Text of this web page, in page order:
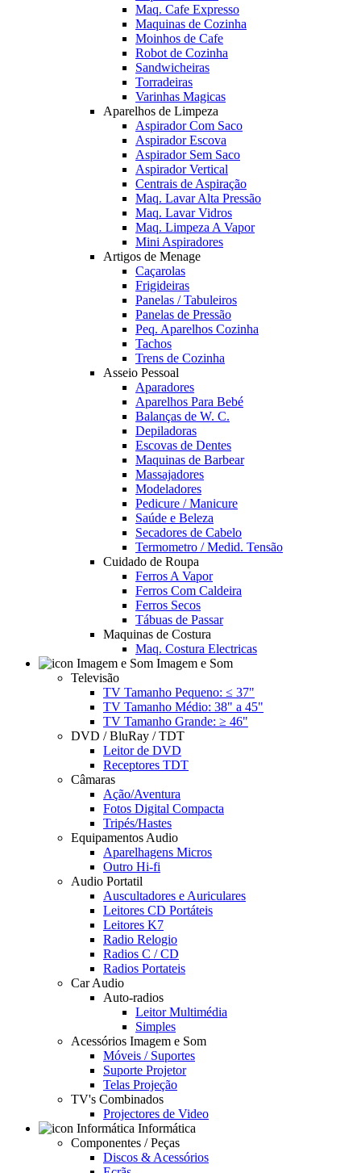
Maq. Cafe Expresso
Maquinas de Cozinha
Moinhos de Cafe
Robot de Cozinha
Sandwicheiras
Torradeiras
Varinhas Magicas
Aparelhos de Limpeza
Aspirador Com Saco
Aspirador Escova
Aspirador Sem Saco
Aspirador Vertical
Centrais de Aspiração
Maq. Lavar Alta Pressão
Maq. Lavar Vidros
Maq. Limpeza A Vapor
Mini Aspiradores
Artigos de Menage
Caçarolas
Frigideiras
Panelas / Tabuleiros
Panelas de Pressão
Peq. Aparelhos Cozinha
Tachos
Trens de Cozinha
Asseio Pessoal
Aparadores
Aparelhos Para Bebé
Balanças de W. C.
Depiladoras
Escovas de Dentes
Maquinas de Barbear
Massajadores
Modeladores
Pedicure / Manicure
Saúde e Beleza
Secadores de Cabelo
Termometro / Medid. Tensão
Cuidado de Roupa
Ferros A Vapor
Ferros Com Caldeira
Ferros Secos
Tábuas de Passar
Maquinas de Costura
Maq. Costura Electricas
Imagem e Som
Televisão
TV Tamanho Pequeno: ≤ 37"
TV Tamanho Médio: 38" a 45"
TV Tamanho Grande: ≥ 46"
DVD / BluRay / TDT
Leitor de DVD
Receptores TDT
Câmaras
Ação/Aventura
Fotos Digital Compacta
Tripés/Hastes
Equipamentos Audio
Aparelhagens Micros
Outro Hi-fi
Audio Portatil
Auscultadores e Auriculares
Leitores CD Portáteis
Leitores K7
Radio Relogio
Radios C / CD
Radios Portateis
Car Audio
Auto-radios
Leitor Multimédia
Simples
Acessórios Imagem e Som
Móveis / Suportes
Suporte Projetor
Telas Projeção
TV's Combinados
Projectores de Video
Informática
Componentes / Peças
Discos & Acessórios